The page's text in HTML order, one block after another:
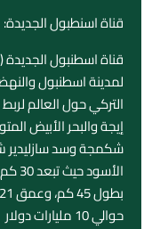
قناة اسنطبول الجديدة:
قناة اسطنبول
لمدينة اسطنبول
التركي حول العالم
إيجة والبحر الأبيض
شكمجة وسد سازليدير
حوالي 10 مليارات دولار